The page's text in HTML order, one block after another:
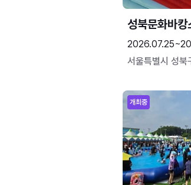
성북문화바캉
서울특별시 성북
개최중